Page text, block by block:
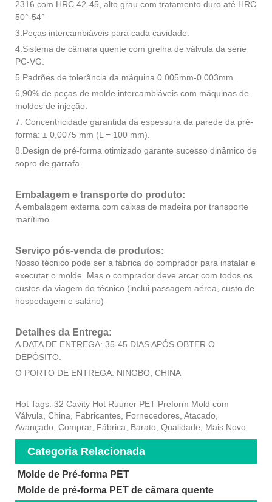
2316 com HRC 42-45, alto grau com tratamento duro até HRC
50°-54°
3.Peças intercambiáveis ​​para cada cavidade.
4.Sistema de câmara quente com grelha de válvula da série
PC-VG.
5.Padrões de tolerância da máquina 0.005mm-0.003mm.
6,90% de peças de molde intercambiáveis ​​com máquinas de
moldes de injeção.
7. Concentricidade garantida da espessura da parede da pré-
forma: ± 0,0075 mm (L = 100 mm).
8.Design de pré-forma otimizado garante sucesso dinâmico de
sopro de garrafa.
Embalagem e transporte do produto:
A embalagem externa com caixas de madeira por transporte
marítimo.
Serviço pós-venda de produtos:
Nosso técnico pode ser a fábrica do comprador para instalar e
executar o molde. Mas o comprador deve arcar com todos os
custos da viagem do técnico (inclui passagem aérea, custo de
hospedagem e salário)
Detalhes da Entrega:
A DATA DE ENTREGA: 35-45 DIAS APÓS OBTER O
DEPÓSITO.
O PORTO DE ENTREGA: NINGBO, CHINA
Hot Tags: 32 Cavity Hot Ruuner PET Preform Mold com
Válvula, China, Fabricantes, Fornecedores, Atacado,
Avançado, Comprar, Fábrica, Barato, Qualidade, Mais Novo
Categoria Relacionada
Molde de Pré-forma PET
Molde de pré-forma PET de câmara quente